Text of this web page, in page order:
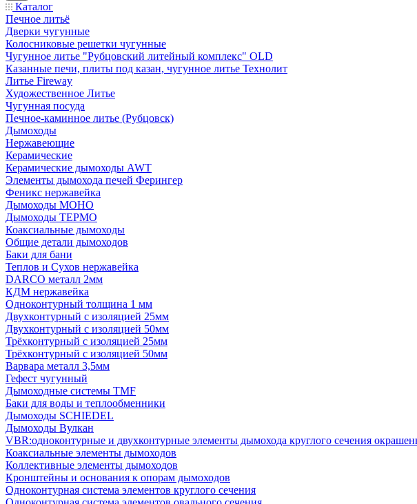
Каталог
Печное литьё
Дверки чугунные
Колосниковые решетки чугунные
Чугунное литье "Рубцовский литейный комплекс" OLD
Казанные печи, плиты под казан, чугунное литье Технолит
Литье Fireway
Художественное Литье
Чугунная посуда
Печное-каминное литье (Рубцовск)
Дымоходы
Нержавеющие
Керамические
Керамические дымоходы AWT
Элементы дымохода печей Ферингер
Феникс нержавейка
Дымоходы МОНО
Дымоходы ТЕРМО
Коаксиальные дымоходы
Общие детали дымоходов
Баки для бани
Теплов и Сухов нержавейка
DARCO металл 2мм
КДМ нержавейка
Одноконтурный толщина 1 мм
Двухконтурный с изоляцией 25мм
Двухконтурный с изоляцией 50мм
Трёхконтурный с изоляцией 25мм
Трёхконтурный с изоляцией 50мм
Варвара металл 3,5мм
Гефест чугунный
Дымоходные системы TMF
Баки для воды и теплообменники
Дымоходы SCHIEDEL
Дымоходы Вулкан
VBR:одноконтурные и двухконтурные элементы дымохода круглого сечения
Коаксиальные элементы дымоходов
Коллективные элементы дымоходов
Кронштейны и основания к опорам дымоходов
Одноконтурная система элементов круглого сечения